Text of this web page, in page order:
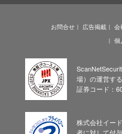
お問合せ 広告掲載 会
個
場）の運営す
証券コード：
株式会社イー